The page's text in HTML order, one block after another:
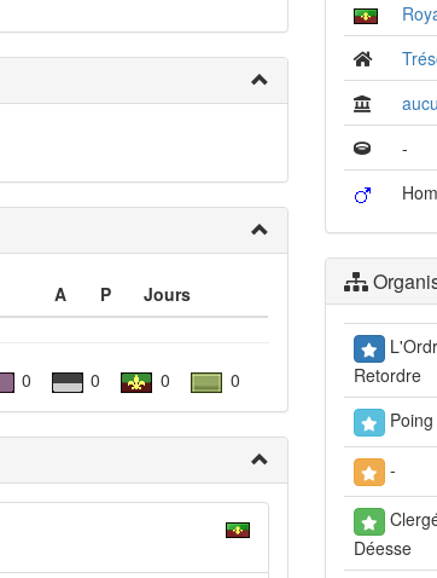
A P Jours
0 0 0 0
-
Retordre
Poing
-
Déesse